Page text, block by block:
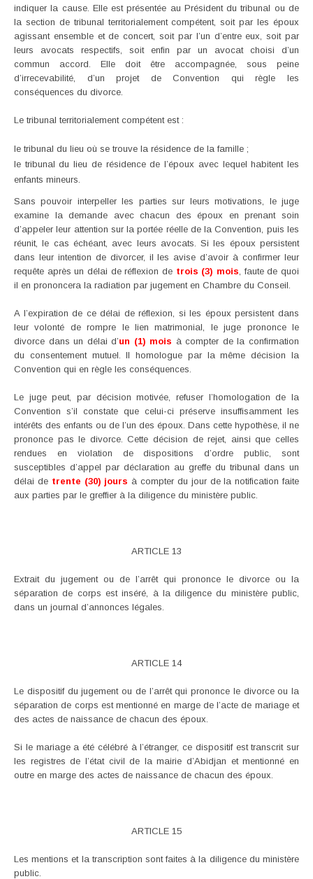
indiquer la cause. Elle est présentée au Président du tribunal ou de
la section de tribunal territorialement compétent, soit par les époux
agissant ensemble et de concert, soit par l’un d’entre eux, soit par
leurs avocats respectifs, soit enfin par un avocat choisi d’un
commun accord. Elle doit être accompagnée, sous peine
d’irrecevabilité, d’un projet de Convention qui règle les
conséquences du divorce.
Le tribunal territorialement compétent est :
le tribunal du lieu où se trouve la résidence de la famille ;
le tribunal du lieu de résidence de l’époux avec lequel habitent les
enfants mineurs.
Sans pouvoir interpeller les parties sur leurs motivations, le juge
examine la demande avec chacun des époux en prenant soin
d’appeler leur attention sur la portée réelle de la Convention, puis les
réunit, le cas échéant, avec leurs avocats. Si les époux persistent
dans leur intention de divorcer, il les avise d’avoir à confirmer leur
requête après un délai de réflexion de trois (3) mois , faute de quoi
il en prononcera la radiation par jugement en Chambre du Conseil.
A l’expiration de ce délai de réflexion, si les époux persistent dans
leur volonté de rompre le lien matrimonial, le juge prononce le
divorce dans un délai d’un (1) mois à compter de la confirmation
du consentement mutuel. Il homologue par la même décision la
Convention qui en règle les conséquences.
Le juge peut, par décision motivée, refuser l’homologation de la
Convention s’il constate que celui-ci préserve insuffisamment les
intérêts des enfants ou de l’un des époux. Dans cette hypothèse, il ne
prononce pas le divorce. Cette décision de rejet, ainsi que celles
rendues en violation de dispositions d’ordre public, sont
susceptibles d’appel par déclaration au greffe du tribunal dans un
délai de trente (30) jours à compter du jour de la notification faite
aux parties par le greffier à la diligence du ministère public.
ARTICLE 13
Extrait du jugement ou de l’arrêt qui prononce le divorce ou la
séparation de corps est inséré, à la diligence du ministère public,
dans un journal d’annonces légales.
ARTICLE 14
Le dispositif du jugement ou de l’arrêt qui prononce le divorce ou la
séparation de corps est mentionné en marge de l’acte de mariage et
des actes de naissance de chacun des époux.
Si le mariage a été célébré à l’étranger, ce dispositif est transcrit sur
les registres de l’état civil de la mairie d’Abidjan et mentionné en
outre en marge des actes de naissance de chacun des époux.
ARTICLE 15
Les mentions et la transcription sont faites à la diligence du ministère
public.